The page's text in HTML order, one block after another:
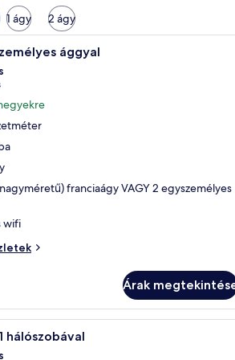
1 ágy 2 ágy
Egy hálószoba, amelyben
ággyal
franciaágy VAGY 2 egyszemélyes
wifi
Árak
Egy tágas hálószoba,
hálószobával